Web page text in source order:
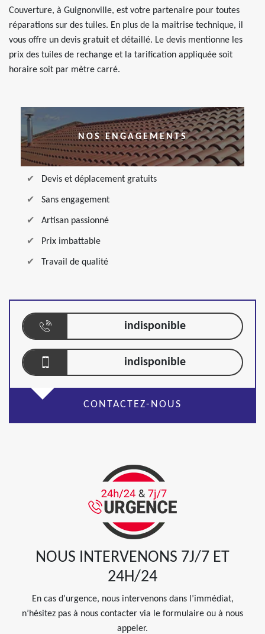
Couverture, à Guignonville, est votre partenaire pour toutes
réparations sur des tuiles. En plus de la maitrise technique, il
vous offre un devis gratuit et détaillé. Le devis mentionne les
prix des tuiles de rechange et la tarification appliquée soit
horaire soit par mètre carré.
NOS ENGAGEMENTS
Devis et déplacement gratuits
Sans engagement
Artisan passionné
Prix imbattable
Travail de qualité
indisponible
indisponible
CONTACTEZ-NOUS
NOUS INTERVENONS 7J/7 ET
24H/24
En cas d’urgence, nous intervenons dans l’immédiat,
n’hésitez pas à nous contacter via le formulaire ou à nous
appeler.